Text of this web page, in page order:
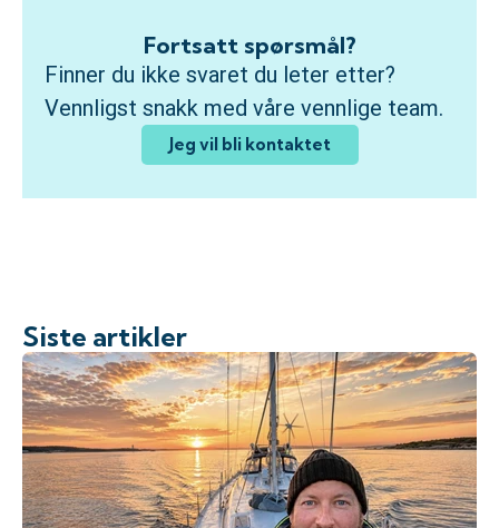
Fortsatt spørsmål?
Finner du ikke svaret du leter etter?
Vennligst snakk med våre vennlige team.
Jeg vil bli kontaktet
Siste artikler